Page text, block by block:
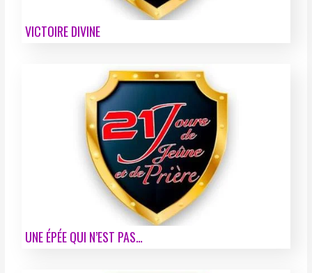
VICTOIRE DIVINE
UNE ÉPÉE QUI N’EST PAS…